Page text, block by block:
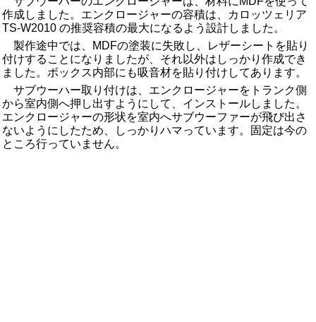
作成しました。エンクロージャーの容積は、カロッツェリア
TS-W2010 の推奨容積の最大になるよう設計しました。
製作途中では、MDFの塗装に失敗し、レザーシートを貼り
付けすることになりましたが、それ以外はしっかり作成でき
ました。ボックス内部にも吸音材を貼り付けしてあります。
サブウーハー取り付けは、エンクロージャーをトランク側
から室内側へ押し出すようにして、インストールしました。
エンクロージャーの形状を室内へサブウーファーが飛び出さ
ないようにしたため、しっかりハマっています。固定は今の
ところ行っていません。